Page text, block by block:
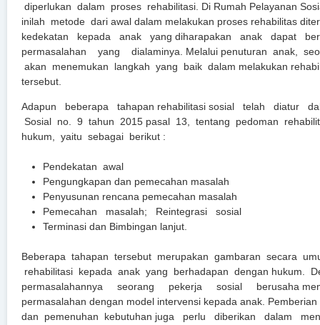
diperlukan dalam proses rehabilitasi. Di Rumah Pelayanan
inilah metode dari awal dalam melakukan proses rehabilitas
kedekatan kepada anak yang diharapakan anak dapat
permasalahan yang dialaminya. Melalui penuturan anak,
akan menemukan langkah yang baik dalam melakukan
tersebut.
Adapun beberapa tahapan rehabilitasi sosial telah diatur
Sosial no. 9 tahun 2015 pasal 13, tentang pedoman
hukum, yaitu sebagai berikut :
Pendekatan awal
Pengungkapan dan pemecahan masalah
Penyusunan rencana pemecahan masalah
Pemecahan masalah; Reintegrasi sosial
Terminasi dan Bimbingan lanjut.
Beberapa tahapan tersebut merupakan gambaran secara
rehabilitasi kepada anak yang berhadapan dengan hukum.
permasalahannya seorang pekerja sosial berusaha
permasalahan dengan model intervensi kepada anak.
dan pemenuhan kebutuhan juga perlu diberikan dalam